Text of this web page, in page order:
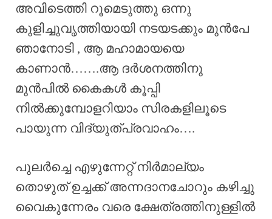
അവിടെത്തി റൂമെടുത്തു ഒന്നു
കുളിച്ചുവൃത്തിയായി നടയടക്കും മുൻപേ
ഞാനോടി , ആ മഹാമായയെ
കാണാൻ…….ആ ദർശനത്തിനു
മുൻപിൽ കൈകൾ കൂപ്പി
നിൽക്കുമ്പോളറിയാം സിരകളിലൂടെ
പായുന്ന വിദ്യുത്പ്രവാഹം….
പുലർച്ചെ എഴുന്നേറ്റ് നിർമാല്യം
തൊഴുത് ഉച്ചക്ക് അന്നദാനചോറും കഴിച്ചു
വൈകുന്നേരം വരെ ക്ഷേത്രത്തിനുള്ളിൽ